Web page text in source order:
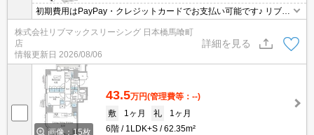
初期費用はPayPay・クレジットカードでお支払い可能です♪ リブマ
ックスなら仲介手数料が賃料の55％でお得です♪ 沿線や近隣エリア
の物件もまとめてご紹介いたします。ぜひお問合せ下さい☆
株式会社リブマックスリーシング 日本橋馬喰町
店
情報更新日 2026/08/06
詳細を見る
画像：15枚
43.5万円(管理費等：--)
敷
1ヶ月 礼
1ヶ月
6階
1LDK+S 62.35m²